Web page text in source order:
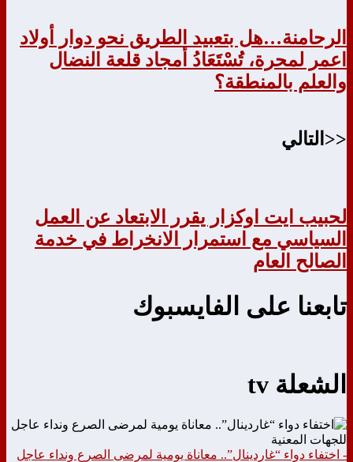
الرحامنة…هل بتعبيد الطريق نحو دوار أولاد
اعمر لمحرة، تُسْتَعَادُ أمجاد قلعة النضال
والعلم بالمنطقة؟
<<التالي
لحبيب ايت اوكزار يقرر الابتعاد عن العمل
السياسي مع استمرار الانخراط في خدمة
الصالح العام
تابعنا على الفايسبوك
الشعلة tv
- اختفاء دواء “غاردينال”.. معاناة يومية لمرضى الصرع ونداء عاجل